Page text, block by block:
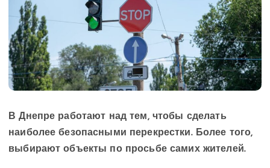
В Днепре работают над тем, чтобы сделать
наиболее безопасными перекрестки. Более того,
выбирают объекты по просьбе самих жителей.